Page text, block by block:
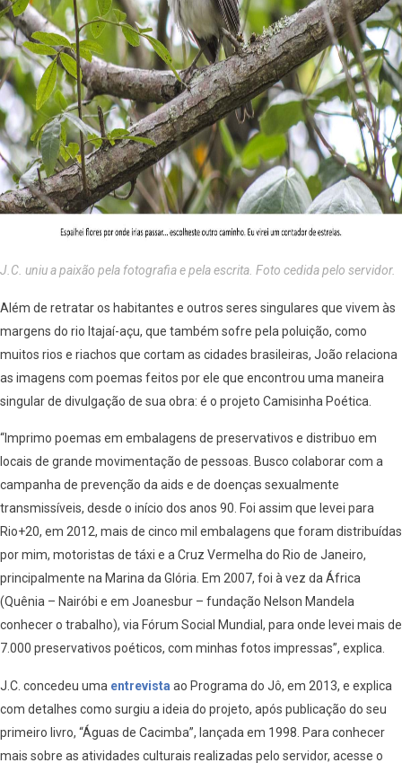
J.C. uniu a paixão pela fotografia e pela escrita. Foto cedida pelo servidor.
Além de retratar os habitantes e outros seres singulares que vivem às
margens do rio Itajaí-açu, que também sofre pela poluição, como
muitos rios e riachos que cortam as cidades brasileiras, João relaciona
as imagens com poemas feitos por ele que encontrou uma maneira
singular de divulgação de sua obra: é o projeto Camisinha Poética.
“Imprimo poemas em embalagens de preservativos e distribuo em
locais de grande movimentação de pessoas. Busco colaborar com a
campanha de prevenção da aids e de doenças sexualmente
transmissíveis, desde o início dos anos 90. Foi assim que levei para
Rio+20, em 2012, mais de cinco mil embalagens que foram distribuídas
por mim, motoristas de táxi e a Cruz Vermelha do Rio de Janeiro,
principalmente na Marina da Glória. Em 2007, foi à vez da África
(Quênia – Nairóbi e em Joanesbur – fundação Nelson Mandela
conhecer o trabalho), via Fórum Social Mundial, para onde levei mais de
7.000 preservativos poéticos, com minhas fotos impressas”, explica.
J.C. concedeu uma entrevista ao Programa do Jô, em 2013, e explica
com detalhes como surgiu a ideia do projeto, após publicação do seu
primeiro livro, “Águas de Cacimba”, lançada em 1998. Para conhecer
mais sobre as atividades culturais realizadas pelo servidor, acesse o